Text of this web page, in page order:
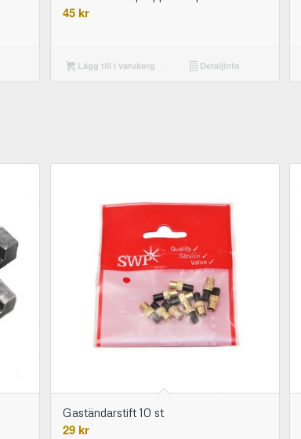
45kr
Lägg till i varukorg Detaljinfo
Gaständarstift 10 st
29kr